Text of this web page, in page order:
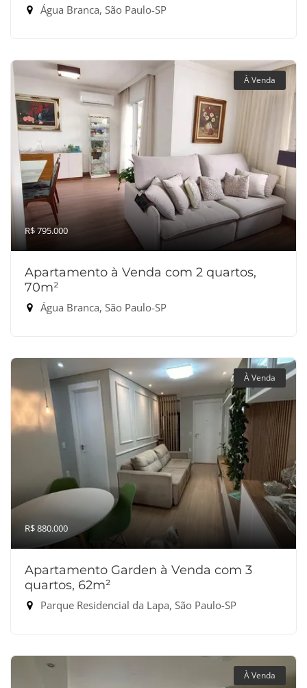
Água Branca, São Paulo-SP
À Venda
R$ 795.000
Apartamento à Venda com 2 quartos,
70m²
Água Branca, São Paulo-SP
À Venda
R$ 880.000
Apartamento Garden à Venda com 3
quartos, 62m²
Parque Residencial da Lapa, São Paulo-SP
À Venda